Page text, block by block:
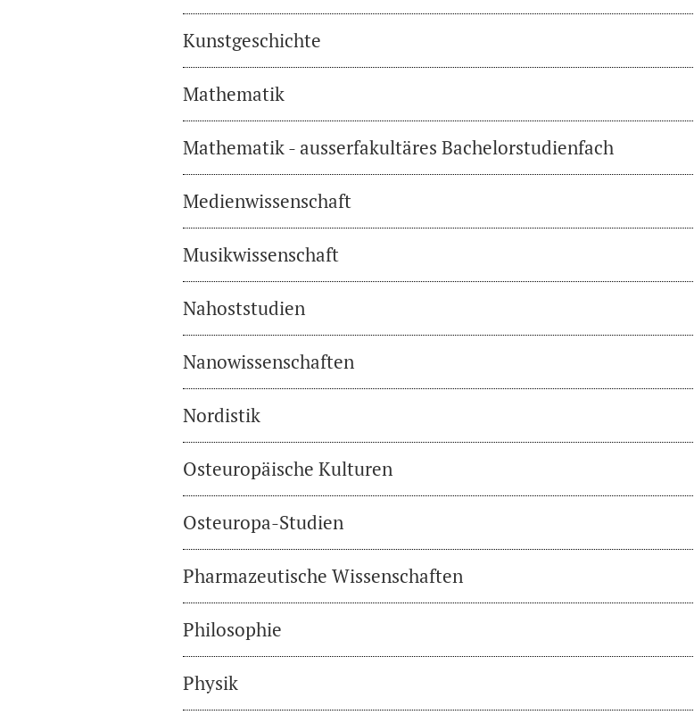
Kunstgeschichte
Mathematik
Mathematik - ausserfakultäres Bachelorstudienfach
Medienwissenschaft
Musikwissenschaft
Nahoststudien
Nanowissenschaften
Nordistik
Osteuropäische Kulturen
Osteuropa-Studien
Pharmazeutische Wissenschaften
Philosophie
Physik